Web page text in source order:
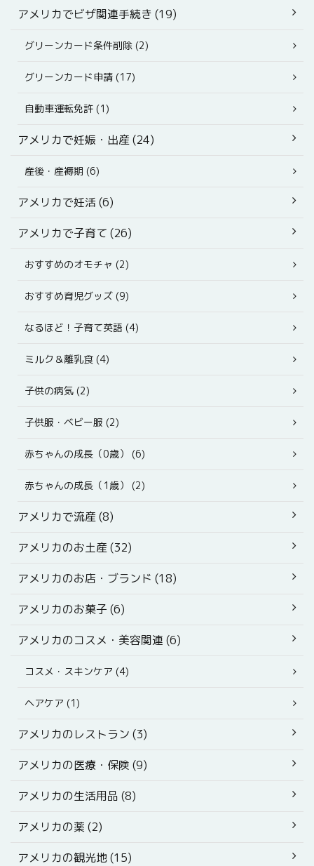
アメリカでビザ関連手続き (19)
グリーンカード条件削除 (2)
グリーンカード申請 (17)
自動車運転免許 (1)
アメリカで妊娠・出産 (24)
産後・産褥期 (6)
アメリカで妊活 (6)
アメリカで子育て (26)
おすすめのオモチャ (2)
おすすめ育児グッズ (9)
なるほど！子育て英語 (4)
ミルク＆離乳食 (4)
子供の病気 (2)
子供服・ベビー服 (2)
赤ちゃんの成長（0歳） (6)
赤ちゃんの成長（1歳） (2)
アメリカで流産 (8)
アメリカのお土産 (32)
アメリカのお店・ブランド (18)
アメリカのお菓子 (6)
アメリカのコスメ・美容関連 (6)
コスメ・スキンケア (4)
ヘアケア (1)
アメリカのレストラン (3)
アメリカの医療・保険 (9)
アメリカの生活用品 (8)
アメリカの薬 (2)
アメリカの観光地 (15)